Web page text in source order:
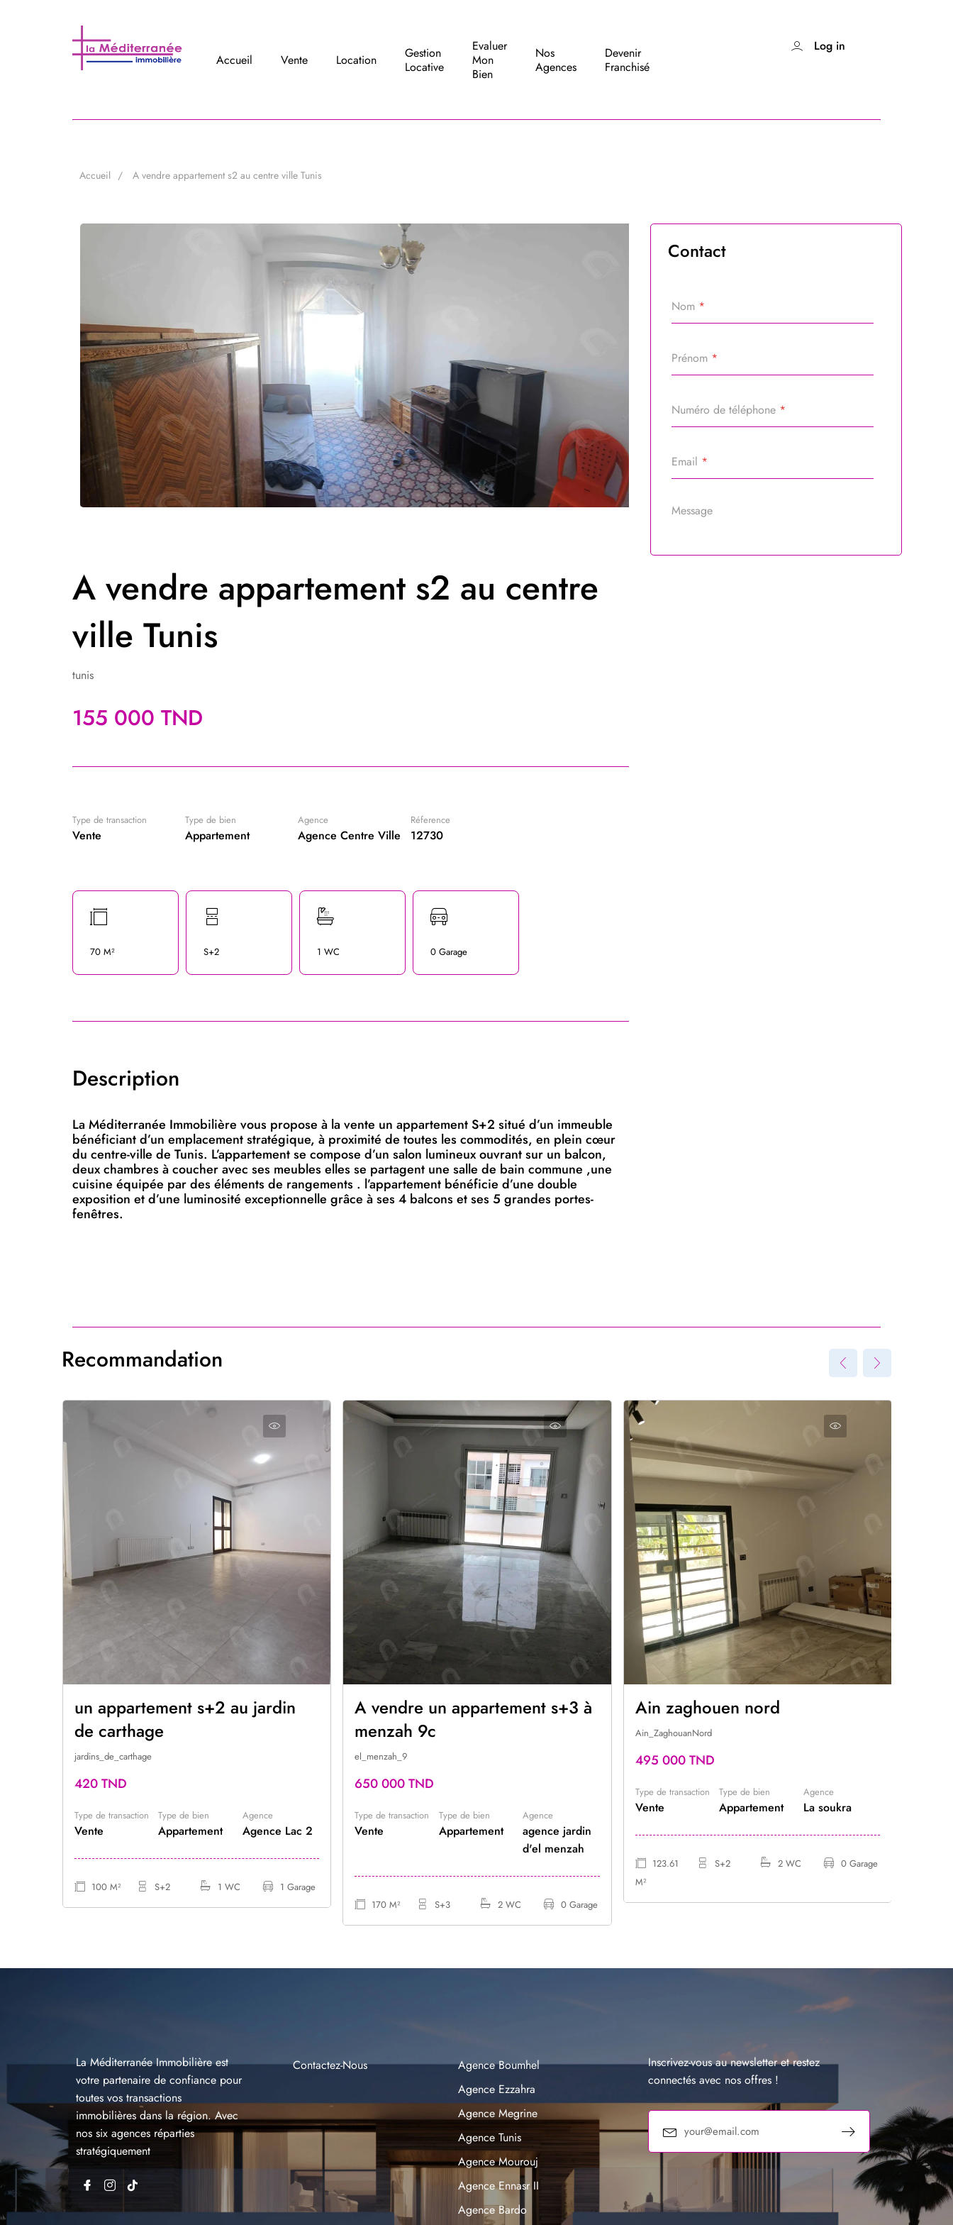
Accueil Vente Location
Gestion
Locative
Evaluer
Mon
Bien
Nos
Agences
Devenir
Franchisé
Log in
Accueil A vendre appartement s2 au centre ville Tunis
A vendre appartement s2 au centre
ville Tunis
tunis
155 000 TND
Type de transaction
Vente
Type de bien
Appartement
Agence
Agence Centre Ville
Réference
12730
70 M² S+2 1 WC 0 Garage
Description
La Méditerranée Immobilière vous propose à la vente un appartement S+2 situé d’un immeuble
bénéficiant d’un emplacement stratégique, à proximité de toutes les commodités, en plein cœur
du centre-ville de Tunis. L’appartement se compose d’un salon lumineux ouvrant sur un balcon,
deux chambres à coucher avec ses meubles elles se partagent une salle de bain commune ,une
cuisine équipée par des éléments de rangements . l’appartement bénéficie d’une double
exposition et d’une luminosité exceptionnelle grâce à ses 4 balcons et ses 5 grandes portes-
fenêtres.
Contact
Nom *
Prénom *
Numéro de téléphone *
Email *
Message
Recommandation
un appartement s+2 au jardin
de carthage
jardins_de_carthage
420 TND
Type de transaction
Vente
Type de bien
Appartement
Agence
Agence Lac 2
100 M² S+2 1 WC 1 Garage
A vendre un appartement s+3 à
menzah 9c
el_menzah_9
650 000 TND
Type de transaction
Vente
Type de bien
Appartement
Agence
agence jardin
d'el menzah
170 M² S+3 2 WC 0 Garage
Ain zaghouen nord
Ain_ZaghouanNord
495 000 TND
Type de transaction
Vente
Type de bien
Appartement
Agence
La soukra
123.61
M²
S+2 2 WC 0 Garage
La Méditerranée Immobilière est
votre partenaire de confiance pour
toutes vos transactions
immobilières dans la région. Avec
nos six agences réparties
stratégiquement
Contactez-Nous
Agence Boumhel
Agence Ezzahra
Agence Megrine
Agence Tunis
Agence Mourouj
Agence Ennasr II
Agence Bardo
Inscrivez-vous au newsletter et restez
connectés avec nos offres !